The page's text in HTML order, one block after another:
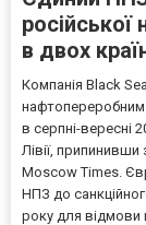
в двох
Компанія Black
нафтопереробним
в серпні-вересні
Лівії,
Moscow Times.
НПЗ до
року для відмови